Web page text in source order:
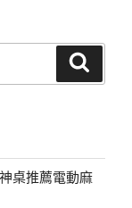
桌推薦電動麻